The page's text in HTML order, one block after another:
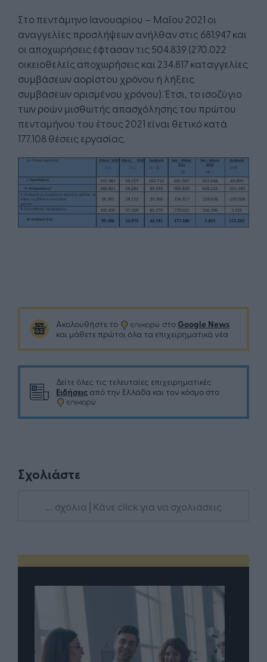
Στο πεντάμηνο Ιανουαρίου – Μαΐου 2021 οι
αναγγελίες προσλήψεων ανήλθαν στις 681.947 και
οι αποχωρήσεις έφτασαν τις 504.839 (270.022
οικειοθελείς αποχωρήσεις και 234.817 καταγγελίες
συμβάσεων αορίστου χρόνου ή λήξεις
συμβάσεων ορισμένου χρόνου). Έτσι, το ισοζύγιο
των ροών μισθωτής απασχόλησης του πρώτου
πενταμήνου του έτους 2021 είναι θετικό κατά
177.108 θέσεις εργασίας.
Ακολουθήστε το στο Google News
και μάθετε πρώτοι όλα τα επιχειρηματικά νέα
Δείτε όλες τις τελευταίες επιχειρηματικές
Ειδήσεις από την Ελλάδα και τον κόσμο στο
Σχολιάστε
... σχόλια | Κάνε click για να σχολιάσεις